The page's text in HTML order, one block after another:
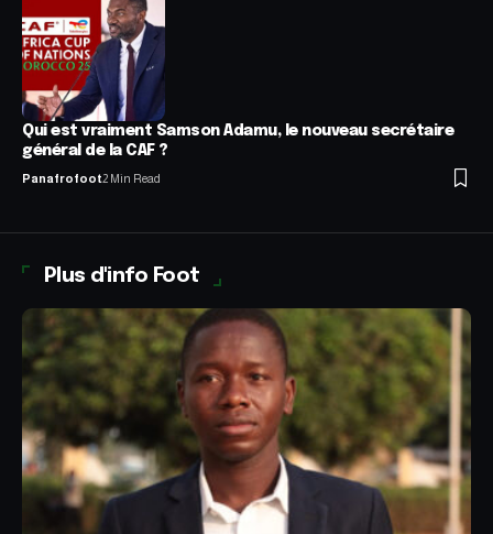
Qui est vraiment Samson Adamu, le nouveau secrétaire
général de la CAF ?
Panafrofoot2 Min Read
Plus d'info Foot